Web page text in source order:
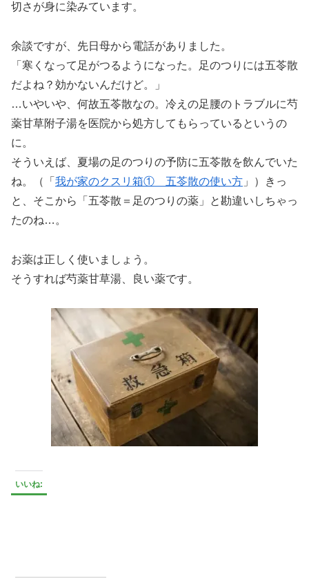
切さが身に染みています。
余談ですが、先日母から電話がありました。
「寒くなって足がつるようになった。足のつりには五苓散
だよね？効かないんだけど。」
…いやいや、何故五苓散なの。冷えの足腰のトラブルに芍
薬甘草附子湯を医院から処方してもらっているというの
に。
そういえば、夏場の足のつりの予防に五苓散を飲んでいた
ね。（「 我が家のクスリ箱① 五苓散の使い方 」）きっ
と、そこから「五苓散＝足のつりの薬」と勘違いしちゃっ
たのね…。
お薬は正しく使いましょう。
そうすれば芍薬甘草湯、良い薬です。
いいね: